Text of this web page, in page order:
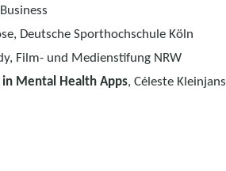
Deutsche Sporthochschule Köln
Film- und Medienstifung NRW
Mental Health Apps, Céleste Kleinjans